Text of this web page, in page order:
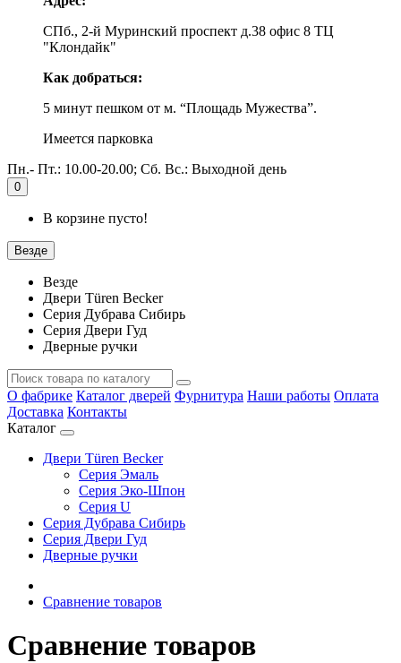
СПб., 2-й Муринский проспект д.38 офис 8 ТЦ
"Клондайк"
Как добраться:
5 минут пешком от м. “Площадь Мужества”.
Имеется парковка
Пн.- Пт.: 10.00-20.00; Сб. Вс.: Выходной день
0
В корзине пусто!
Везде
Везде
Двери Türen Becker
Серия Дубрава Сибирь
Серия Двери Гуд
Дверные ручки
О фабрике Каталог дверей Фурнитура Наши работы Оплата
Доставка Контакты
Каталог
Двери Türen Becker
Серия Эмаль
Серия Эко-Шпон
Серия U
Серия Дубрава Сибирь
Серия Двери Гуд
Дверные ручки
Сравнение товаров
Сравнение товаров